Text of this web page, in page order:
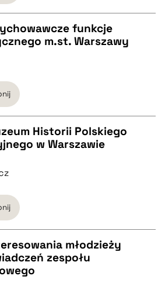
funkcje
m.st. Warszawy
Historii Polskiego
w Warszawie
młodzieży
zespołu